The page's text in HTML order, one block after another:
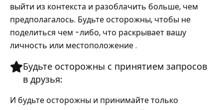
выйти из контекста и разоблачить больше, чем
предполагалось. Будьте осторожны, чтобы не
поделиться чем -либо, что раскрывает вашу
личность или местоположение .
Будьте осторожны с принятием запросов
в друзья:
И будьте осторожны и принимайте только